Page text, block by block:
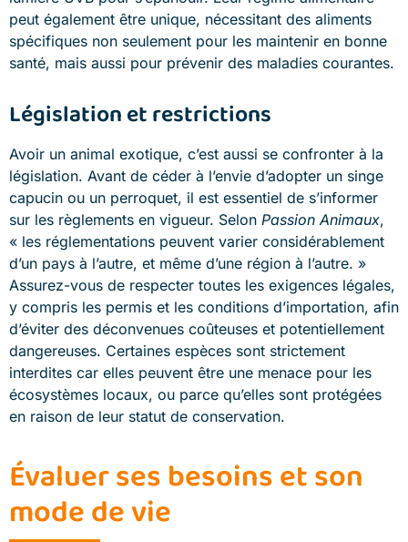
peut également être unique, nécessitant des aliments
spécifiques non seulement pour les maintenir en bonne
santé, mais aussi pour prévenir des maladies courantes.
Législation et restrictions
Avoir un animal exotique, c’est aussi se confronter à la
législation. Avant de céder à l’envie d’adopter un singe
capucin ou un perroquet, il est essentiel de s’informer
sur les règlements en vigueur. Selon Passion Animaux,
« les réglementations peuvent varier considérablement
d’un pays à l’autre, et même d’une région à l’autre. »
Assurez-vous de respecter toutes les exigences légales,
y compris les permis et les conditions d’importation, afin
d’éviter des déconvenues coûteuses et potentiellement
dangereuses. Certaines espèces sont strictement
interdites car elles peuvent être une menace pour les
écosystèmes locaux, ou parce qu’elles sont protégées
en raison de leur statut de conservation.
Évaluer ses besoins et son
mode de vie